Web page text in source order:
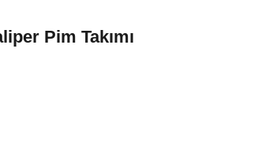
Pim Takımı